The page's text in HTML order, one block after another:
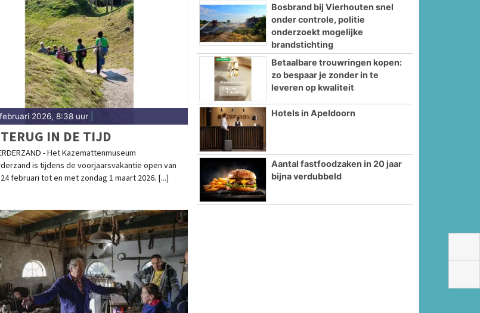
2026, 8:38 uur|
IN DE TIJD
- Het Kazemattenmuseum
is tijdens de voorjaarsvakantie open van
februari tot en met zondag 1 maart 2026. [...]
Bosbrand bij Vierhouten snel
onder controle, politie
onderzoekt mogelijke
brandstichting
Betaalbare trouwringen kopen:
zo bespaar je zonder in te
leveren op kwaliteit
Hotels in Apeldoorn
Aantal fastfoodzaken in 20 jaar
bijna verdubbeld